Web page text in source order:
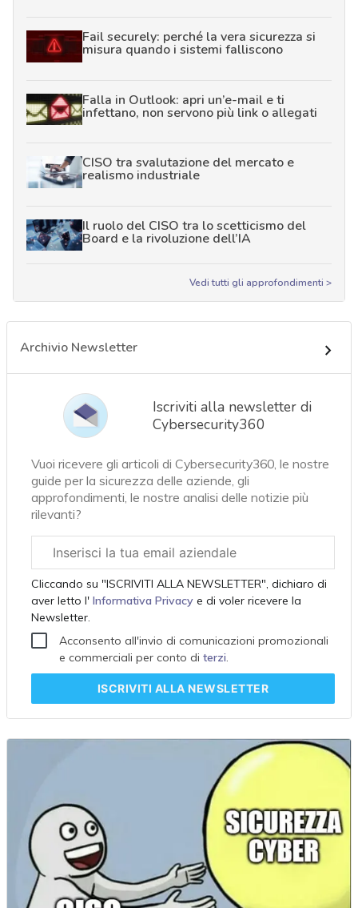
Fail securely: perché la vera sicurezza si
misura quando i sistemi falliscono
Falla in Outlook: apri un’e-mail e ti
infettano, non servono più link o allegati
CISO tra svalutazione del mercato e
realismo industriale
Il ruolo del CISO tra lo scetticismo del
Board e la rivoluzione dell’IA
Vedi tutti gli approfondimenti >
Archivio Newsletter
Iscriviti alla newsletter di
Cybersecurity360
Vuoi ricevere gli articoli di Cybersecurity360, le nostre
guide per la sicurezza delle aziende, gli
approfondimenti, le nostre analisi delle notizie più
rilevanti?
aziendale
Cliccando su "ISCRIVITI ALLA NEWSLETTER", dichiaro di
aver letto l'Informativa Privacy e di voler ricevere la
Newsletter.
Acconsento all'invio di comunicazioni promozionali
e commerciali per conto di terzi.
ISCRIVITI ALLA NEWSLETTER